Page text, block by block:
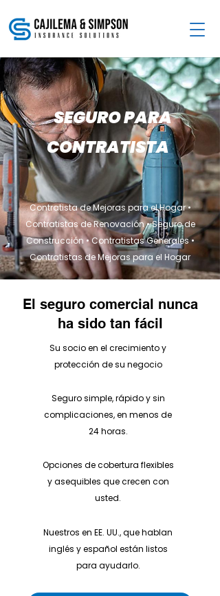
SEGURO PARA
CONTRATISTA
Contratista de Mejoras para el Hogar •
Contratistas de Renovación • Seguro de
Construcción • Contratistas Generales •
Contratistas de Mejoras para el Hogar
El seguro comercial nunca
ha sido tan fácil
Su socio en el crecimiento y
protección de su negocio
Seguro simple, rápido y sin
complicaciones, en menos de
24 horas.
Opciones de cobertura flexibles
y asequibles que crecen con
usted.
Nuestros en EE. UU., que hablan
inglés y español están listos
para ayudarlo.